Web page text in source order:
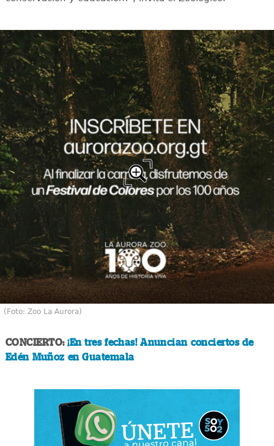
(Foto: Zoo La Aurora)
CONCIERTO:¡En tres fechas! Anuncian conciertos de
Edén Muñoz en Guatemala